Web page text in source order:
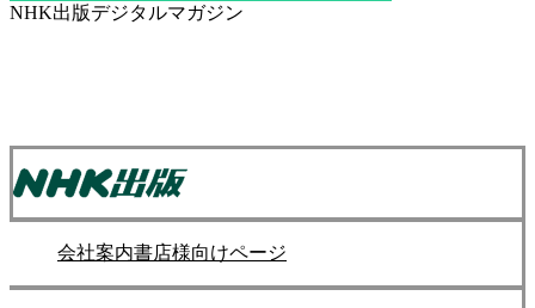
NHK出版デジタルマガジン
会社案内書店様向けページ